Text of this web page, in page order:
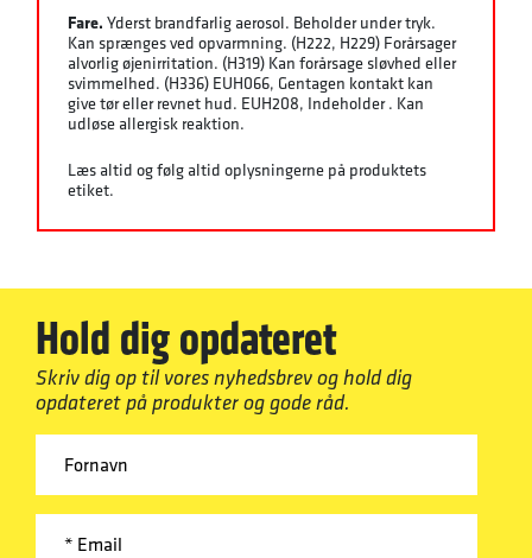
Fare. Yderst brandfarlig aerosol. Beholder under tryk.
Kan sprænges ved opvarmning. (H222, H229) Forårsager
alvorlig øjenirritation. (H319) Kan forårsage sløvhed eller
svimmelhed. (H336) EUH066, Gentagen kontakt kan
give tør eller revnet hud. EUH208, Indeholder . Kan
udløse allergisk reaktion.
Læs altid og følg altid oplysningerne på produktets
etiket.
Hold dig opdateret
Skriv dig op til vores nyhedsbrev og hold dig
opdateret på produkter og gode råd.